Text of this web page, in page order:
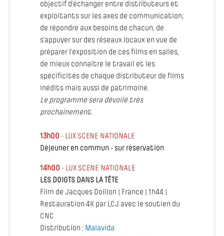
objectif d’échanger entre distributeurs et
exploitants sur les axes de communication,
de répondre aux besoins de chacun, de
s’appuyer sur des réseaux locaux en vue de
préparer l’exposition de ces films en salles,
de mieux connaître le travail et les
spécificités de chaque distributeur de films
inédits mais aussi de patrimoine.
Le programme sera dévoilé très
prochainement.
13h00 - LUX SCENE NATIONALE
Déjeuner en commun - sur réservation
14h00 - LUX SCENE NATIONALE
LES DOIGTS DANS LA TÊTE
Film de Jacques Doillon | France | 1h44 |
Restauration 4K par LCJ avec le soutien du
CNC
Distribution : Malavida